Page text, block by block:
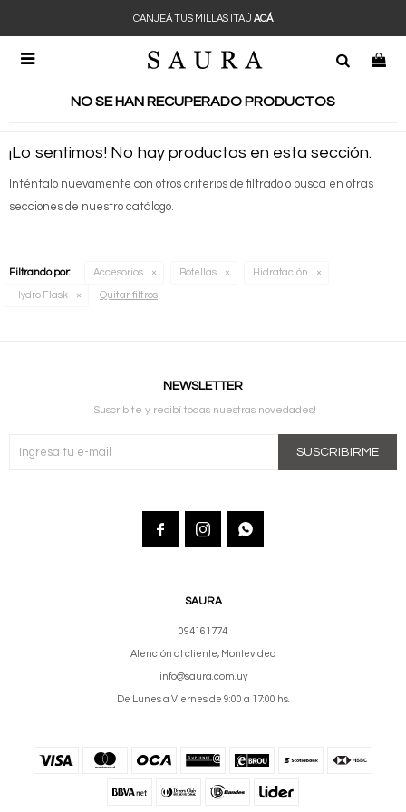

CANJEÁ TUS MILLAS ITAÚ ACÁ
NO SE HAN RECUPERADO PRODUCTOS
¡Lo sentimos! No hay productos en esta sección.
Inténtalo nuevamente con otros criterios de filtrado o busca en otras
secciones de nuestro catálogo.
Filtrando por: Accesorios Botellas Hidratación
Hydro Flask Quitar filtros
SAURA
094161774
Atención al cliente, Montevideo
info@saura.com.uy
De Lunes a Viernes de 9:00 a 17:00 hs.
NEWSLETTER
¡Suscribite y recibí todas nuestras novedades!
SUSCRIBIRME
  